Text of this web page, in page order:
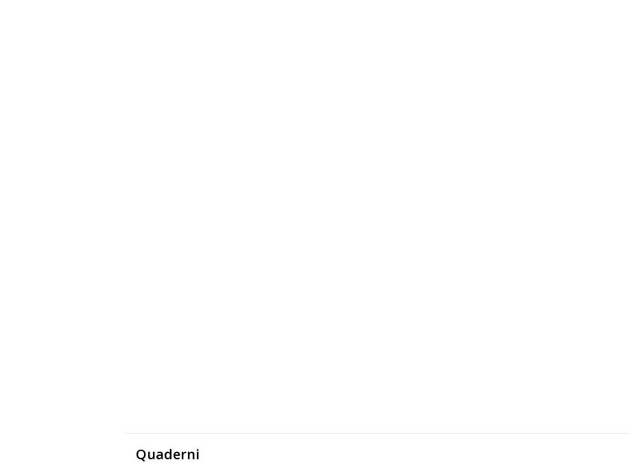
Quaderni